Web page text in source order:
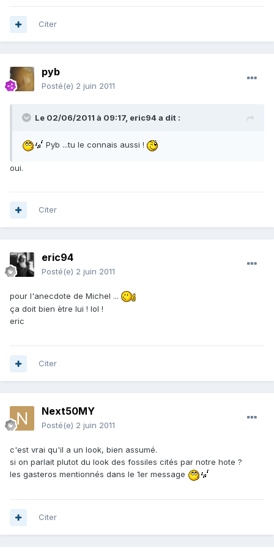
Citer
pyb
Posté(e) 2 juin 2011
Le 02/06/2011 à 09:17, eric94 a dit :
Pyb ...tu le connais aussi !
oui.
Citer
eric94
Posté(e) 2 juin 2011
pour l'anecdote de Michel ...
ça doit bien ètre lui ! lol !
eric
Citer
Next50MY
Posté(e) 2 juin 2011
c'est vrai qu'il a un look, bien assumé.
si on parlait plutot du look des fossiles cités par notre hote ?
les gasteros mentionnés dans le 1er message
Citer